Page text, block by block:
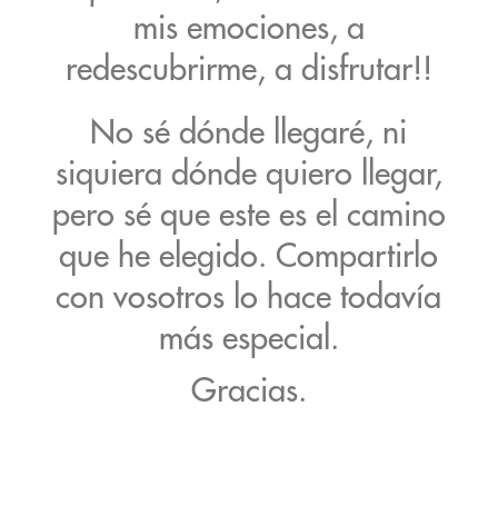
mis emociones, a
redescubrirme, a disfrutar!!
No sé dónde llegaré, ni
siquiera dónde quiero llegar,
pero sé que este es el camino
que he elegido. Compartirlo
con vosotros lo hace todavía
más especial.
Gracias.